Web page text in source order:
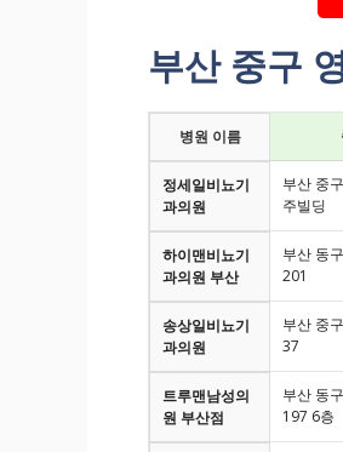
부산 중구
병원 이름
정세일비뇨기
과의원
부산 중
주빌딩
하이맨비뇨기
과의원 부산
부산 동
201
송상일비뇨기
과의원
부산 중
37
트루맨남성의
원 부산점
부산 동
197 6층